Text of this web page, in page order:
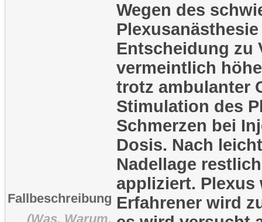
Fallbeschreibung
(Was, Warum,
Wegen des
Entscheidung zu
vermeintlich
trotz ambulanter
Stimulation des
Schmerzen bei
Dosis. Nach
Nadellage
appliziert.
Erfahrener wird